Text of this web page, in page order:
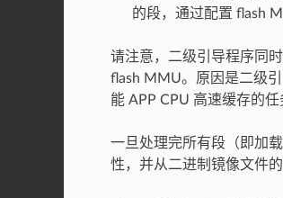
的段，通过配置 flash
请注意，二级引导程序同
flash MMU。原因是二级
能 APP CPU 高速缓存的任
一旦处理完所有段（即加
性，并从二进制镜像文件